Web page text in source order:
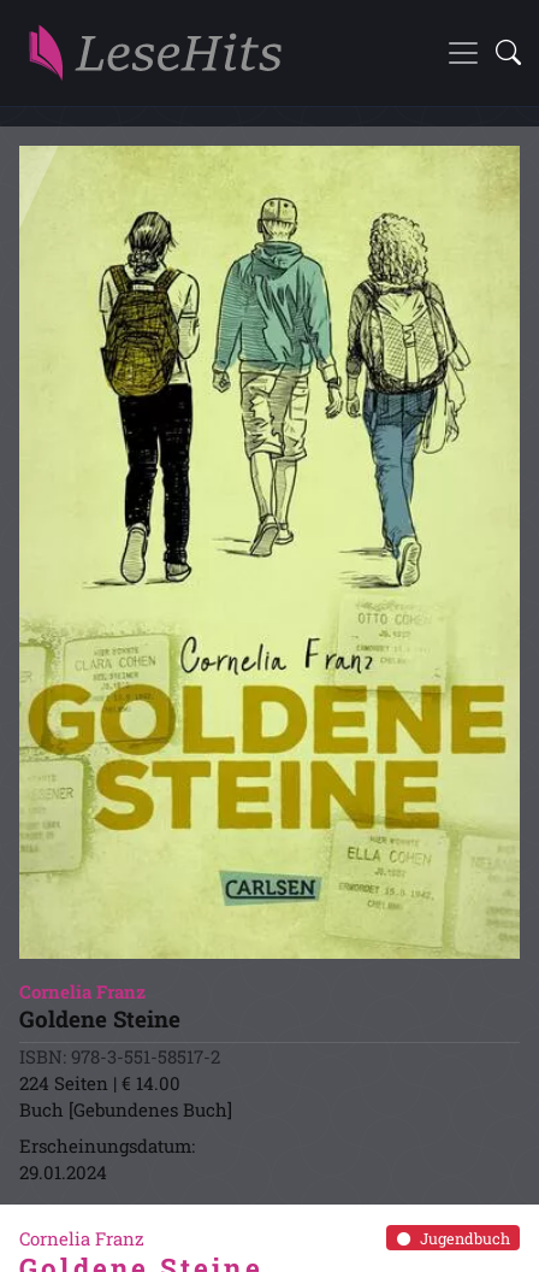
Cornelia Franz
Goldene Steine
ISBN: 978-3-551-58517-2
224 Seiten | € 14.00
Buch [Gebundenes Buch]
Erscheinungsdatum:
29.01.2024
Jugendbuch
Cornelia Franz